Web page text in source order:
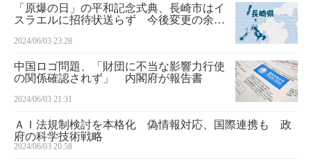
「原爆の日」の平和記念式典、長崎市はイ
スラエルに招待状送らず 今後変更の余地
2024/06/03 23:28
中国ロゴ問題、「財団に不当な影響力行使
の関係確認されず」 内閣府が報告書
2024/06/03 21:31
ＡＩ法規制検討を本格化 偽情報対応、国際連携も 政
府の科学技術戦略
2024/06/03 20:58